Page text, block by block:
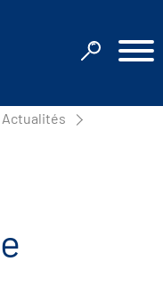
Actualités